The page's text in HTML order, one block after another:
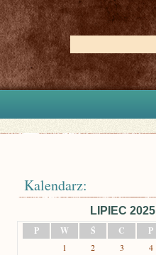
Kalendarz:
LIPIEC 2025
P
W Ś C P
1 2 3 4